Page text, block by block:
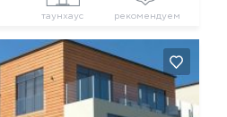
таунхаус рекомендуем